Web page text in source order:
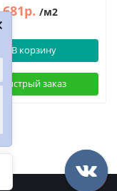
681р. /м2
В корзину
Быстрый заказ